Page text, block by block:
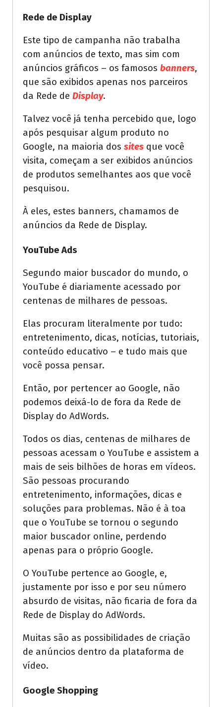
Rede de Display
Este tipo de campanha não trabalha
com anúncios de texto, mas sim com
anúncios gráficos – os famosos banners,
que são exibidos apenas nos parceiros
da Rede de Display.
Talvez você já tenha percebido que, logo
após pesquisar algum produto no
Google, na maioria dos sites que você
visita, começam a ser exibidos anúncios
de produtos semelhantes aos que você
pesquisou.
À eles, estes banners, chamamos de
anúncios da Rede de Display.
YouTube Ads
Segundo maior buscador do mundo, o
YouTube é diariamente acessado por
centenas de milhares de pessoas.
Elas procuram literalmente por tudo:
entretenimento, dicas, notícias, tutoriais,
conteúdo educativo – e tudo mais que
você possa pensar.
Então, por pertencer ao Google, não
podemos deixá-lo de fora da Rede de
Display do AdWords.
Todos os dias, centenas de milhares de
pessoas acessam o YouTube e assistem a
mais de seis bilhões de horas em vídeos.
São pessoas procurando
entretenimento, informações, dicas e
soluções para problemas. Não é à toa
que o YouTube se tornou o segundo
maior buscador online, perdendo
apenas para o próprio Google.
O YouTube pertence ao Google, e,
justamente por isso e por seu número
absurdo de visitas, não ficaria de fora da
Rede de Display do AdWords.
Muitas são as possibilidades de criação
de anúncios dentro da plataforma de
vídeo.
Google Shopping